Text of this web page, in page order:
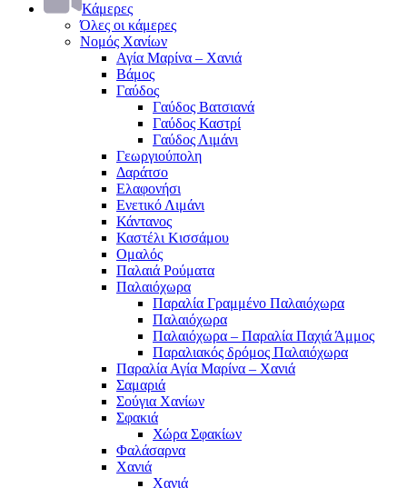
Κάμερες
Όλες οι κάμερες
Νομός Χανίων
Αγία Μαρίνα – Χανιά
Βάμος
Γαύδος
Γαύδος Βατσιανά
Γαύδος Καστρί
Γαύδος Λιμάνι
Γεωργιούπολη
Δαράτσο
Ελαφονήσι
Ενετικό Λιμάνι
Κάντανος
Καστέλι Κισσάμου
Ομαλός
Παλαιά Ρούματα
Παλαιόχωρα
Παραλία Γραμμένο Παλαιόχωρα
Παλαιόχωρα
Παλαιόχωρα – Παραλία Παχιά Άμμος
Παραλιακός δρόμος Παλαιόχωρα
Παραλία Αγία Μαρίνα – Χανιά
Σαμαριά
Σούγια Χανίων
Σφακιά
Χώρα Σφακίων
Φαλάσαρνα
Χανιά
Χανιά